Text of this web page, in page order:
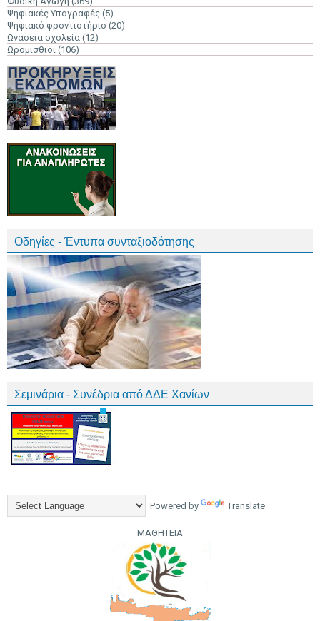
Ψηφιακές Υπογραφές (5)
Ψηφιακό φροντιστήριο (20)
Ωνάσεια σχολεία (12)
Ωρομίσθιοι (106)
Οδηγίες - Έντυπα συνταξιοδότησης
Σεμινάρια - Συνέδρια από ΔΔΕ Χανίων
Powered by Translate
ΜΑΘΗΤΕΙΑ